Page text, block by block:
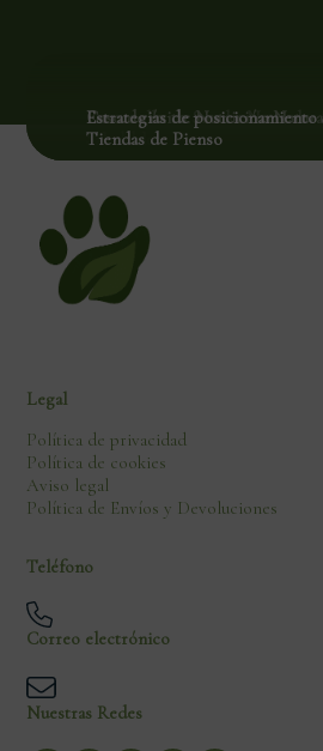
Desarrollo de Snacks Naturales
Saludables
Caso de éxito: Nutrición
Estrategias de posicionamiento
Tiendas de Pienso
Legal
Política de privacidad
Política de cookies
Aviso legal
Política de Envíos y Devoluciones
Teléfono
Correo electrónico
Nuestras Redes